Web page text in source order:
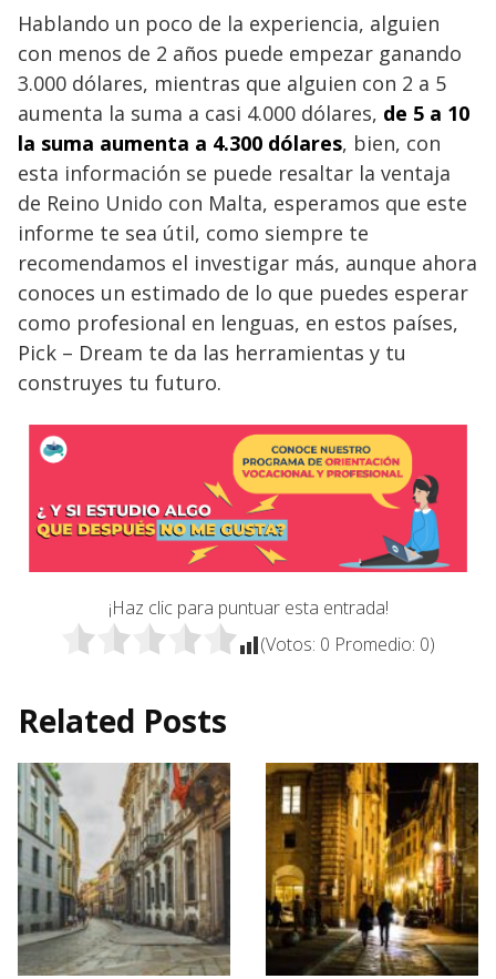
Hablando un poco de la experiencia, alguien
con menos de 2 años puede empezar ganando
3.000 dólares, mientras que alguien con 2 a 5
aumenta la suma a casi 4.000 dólares, de 5 a 10
la suma aumenta a 4.300 dólares, bien, con
esta información se puede resaltar la ventaja
de Reino Unido con Malta, esperamos que este
informe te sea útil, como siempre te
recomendamos el investigar más, aunque ahora
conoces un estimado de lo que puedes esperar
como profesional en lenguas, en estos países,
Pick – Dream te da las herramientas y tu
construyes tu futuro.
¡Haz clic para puntuar esta entrada!
(Votos: 0 Promedio: 0)
Related Posts